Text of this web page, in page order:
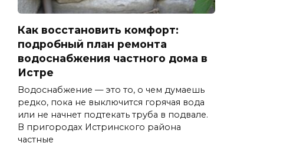
Как восстановить комфорт:
подробный план ремонта
водоснабжения частного дома в
Истре
Водоснабжение — это то, о чем думаешь
редко, пока не выключится горячая вода
или не начнет подтекать труба в подвале.
В пригородах Истринского района
частные